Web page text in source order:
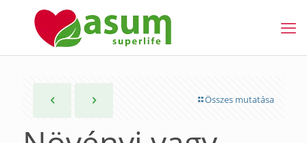
Összes mutatása